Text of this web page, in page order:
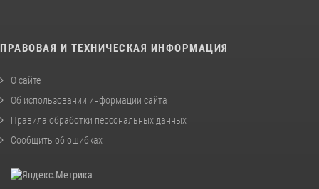
ПРАВОВАЯ И ТЕХНИЧЕСКАЯ ИНФОРМАЦИЯ
О сайте
Об использовании информации сайта
Правила обработки персональных данных
Сообщить об ошибках